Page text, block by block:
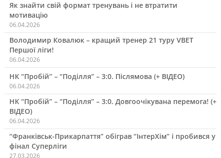
Як знайти свій формат тренувань і не втратити
мотивацію
06.04.2026
Володимир Ковалюк – кращий тренер 21 туру VBET
Першої ліги!
06.04.2026
НК “Пробій” – “Поділля” – 3:0. Післямова (+ ВІДЕО)
06.04.2026
НК “Пробій” – “Поділля” – 3:0. Довгоочікувана перемога! (+
ВІДЕО)
06.04.2026
“Франківськ-Прикарпаття” обіграв “ІнтерХім” і пробився у
фінал Суперліги
27.03.2026